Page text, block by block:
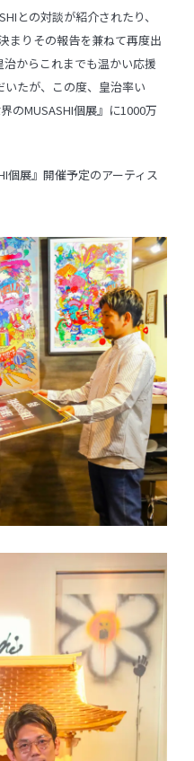
との対談が紹介されたり、
まりその報告を兼ねて再度出
からこれまでも温かい応援
たが、この度、皇治率い
のMUSASHI個展』に1000万
個展』開催予定のアーティス